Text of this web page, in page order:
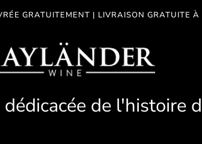
GRATUITEMENT | LIVRAISON GRATUITE
de l'histoire